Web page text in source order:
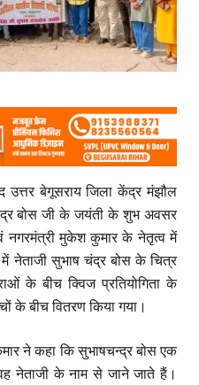
उत्तर बेगूसराय जिला केंद्र मंझौल
बोस जी के जयंती के शुभ अवसर
नगरमंत्री मुकेश कुमार के नेतृत्व में
नेताजी सुभाष चंद्र बोस के चित्र
के बीच क्विज प्रतियोगिता के
के बीच वितरण किया गया।
ने कहा कि सुभाषचन्द्र बोस एक
नेताजी के नाम से जाने जाते हैं।